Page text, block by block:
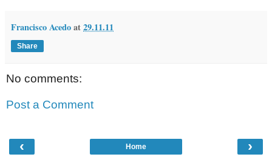
Francisco Acedoat29.11.11
Share
No comments:
Post a Comment
‹ ›
Home